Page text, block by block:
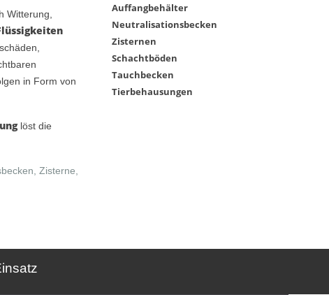
Witterung,
in Form von
löst die
Zisterne,
Auffangbehälter
Neutralisationsbecken
Zisternen
Schachtböden
Tauchbecken
Tierbehausungen
Betonkonstruktionen: Sprühbare
Flächendichtungen gegen